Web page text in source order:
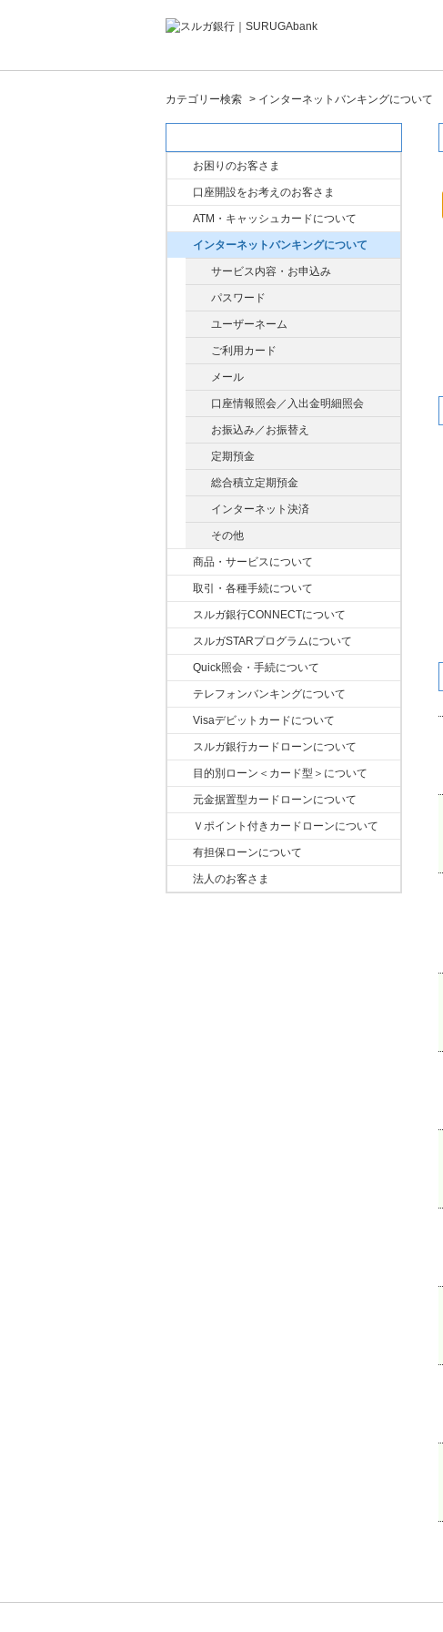
カテゴリー検索 > インターネットバンキングについて
お困りのお客さま
口座開設をお考えのお客さま
ATM・キャッシュカードについて
インターネットバンキングについて
サービス内容・お申込み
パスワード
ユーザーネーム
ご利用カード
メール
口座情報照会／入出金明細照会
お振込み／お振替え
定期預金
総合積立定期預金
インターネット決済
その他
商品・サービスについて
取引・各種手続について
スルガ銀行CONNECTについて
スルガSTARプログラムについて
Quick照会・手続について
テレフォンバンキングについて
Visaデビットカードについて
スルガ銀行カードローンについて
目的別ローン＜カード型＞について
元金据置型カードローンについて
Ｖポイント付きカードローンについて
有担保ローンについて
法人のお客さま